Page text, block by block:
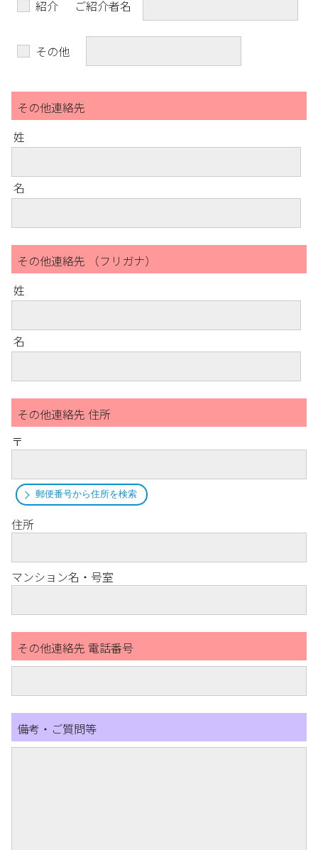
紹介 ご紹介者名
その他
その他連絡先
姓
名
その他連絡先 （フリガナ）
姓
名
その他連絡先 住所
〒
郵便番号から住所を検索
住所
マンション名・号室
その他連絡先 電話番号
備考・ご質問等